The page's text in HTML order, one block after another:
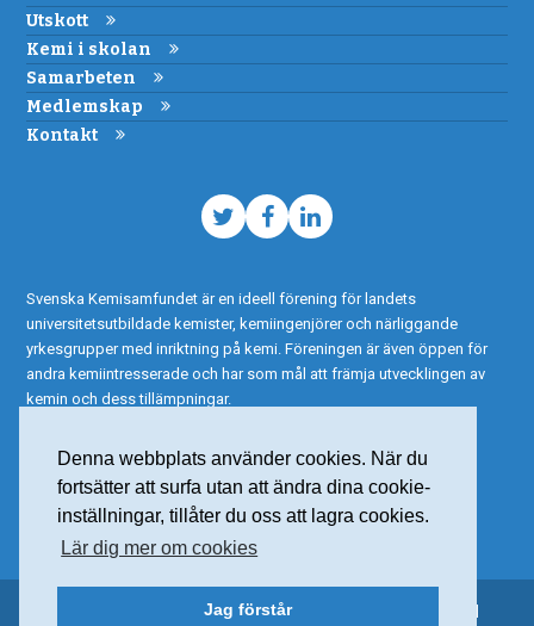
Denna webbplats använder cookies. När du
fortsätter att surfa utan att ändra dina cookie-
inställningar, tillåter du oss att lagra cookies.
Lär dig mer om cookies
Jag förstår
Utskott
Kemi i skolan
Samarbeten
Medlemskap
Kontakt
TwitterFacebook
LinkedIn
Svenska Kemisamfundet är en ideell förening för landets
universitetsutbildade kemister, kemiingenjörer och närliggande
yrkesgrupper med inriktning på kemi. Föreningen är även öppen för
andra kemiintresserade och har som mål att främja utvecklingen av
kemin och dess tillämpningar.
© 2015 Svenska Kemisamfundet – Alla rättigheter reserverade |